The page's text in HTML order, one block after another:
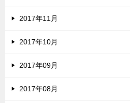
2017年11月
2017年10月
2017年09月
2017年08月